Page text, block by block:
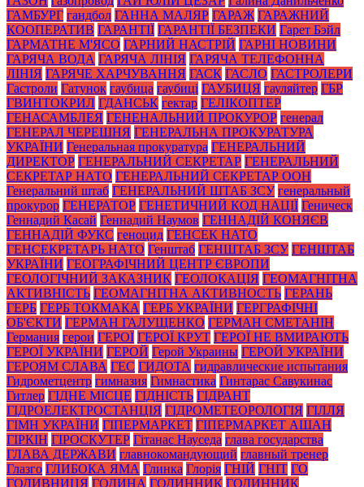
ГАМБУРГ гандбол ГАННА МАЛЯР ГАРАЖ ГАРАЖНИЙ
КООПЕРАТИВ ГАРАНТІЇ ГАРАНТІЇ БЕЗПЕКИ Гарет Бэйл
ГАРМАТНЕ М'ЯСО ГАРНИЙ НАСТРІЙ ГАРНІ НОВИНИ
ГАРЯЧА ВОДА ГАРЯЧА ЛІНІЯ ГАРЯЧА ТЕЛЕФОННА
ЛІНІЯ ГАРЯЧЕ ХАРЧУВАННЯ ГАСК ГАСЛО ГАСТРОЛЕРИ
Гастроли Гатунок гаубица гаубиці ГАУБИЦЯ гауляйтер ГБР
ГВИНТОКРИЛ ГДАНСЬК гектар ГЕЛІКОПТЕР
ГЕНАСАМБЛЕЯ ГЕНЕНАЛЬНИЙ ПРОКУРОР генерал
ГЕНЕРАЛ ЧЕРЕШНЯ ГЕНЕРАЛЬНА ПРОКУРАТУРА
УКРАЇНИ Генеральная прокуратура ГЕНЕРАЛЬНИЙ
ДИРЕКТОР ГЕНЕРАЛЬНИЙ СЕКРЕТАР ГЕНЕРАЛЬНИЙ
СЕКРЕТАР НАТО ГЕНЕРАЛЬНИЙ СЕКРЕТАР ООН
Генеральний штаб ГЕНЕРАЛЬНИЙ ШТАБ ЗСУ генеральный
прокурор ГЕНЕРАТОР ГЕНЕТИЧНИЙ КОД НАЦІЇ Геническ
Геннадий Касай Геннадий Наумов ГЕННАДІЙ КОНЯЄВ
ГЕННАДІЙ ФУКС геноцид ГЕНСЕК НАТО
ГЕНСЕКРЕТАРЬ НАТО Генштаб ГЕНШТАБ ЗСУ ГЕНШТАБ
УКРАЇНИ ГЕОГРАФІЧНИЙ ЦЕНТР ЄВРОПИ
ГЕОЛОГІЧНИЙ ЗАКАЗНИК ГЕОЛОКАЦІЯ ГЕОМАГНІТНА
АКТИВНІСТЬ ГЕОМАГНІТНА АКТИВНОСТЬ ГЕРАНЬ
ГЕРБ ГЕРБ ТОКМАКА ГЕРБ УКРАЇНИ ГЕРГРАФІЧНІ
ОБ'ЄКТИ ГЕРМАН ГАЛУЩЕНКО ГЕРМАН СМЕТАНІН
Германия герои ГЕРОЇ ГЕРОЇ КРУТ ГЕРОЇ НЕ ВМИРАЮТЬ
ГЕРОЇ УКРАЇНИ ГЕРОЙ Герой Украины ГЕРОЙ УКРАЇНИ
ГЕРОЯМ СЛАВА ГЕС ГИДОТА гидравлические испытания
Гидрометцентр гимназия Гимнастика Гинтарас Савукинас
Гитлер ГІДНЕ МІСЦЕ ГІДНІСТЬ ГІДРАНТ
ГІДРОЕЛЕКТРОСТАНЦІЯ ГІДРОМЕТЕОРОЛОГІЯ ГІЛЛЯ
ГІМН УКРАЇНИ ГІПЕРМАРКЕТ ГІПЕРМАРКЕТ АШАН
ГІРКІН ГІРОСКУТЕР Гітанас Науседа глава государства
ГЛАВА ДЕРЖАВИ главнокомандующий главный тренер
Глазго ГЛИБОКА ЯМА Глинка Глорія ГНІЙ ГНІТ ГО
ГОДИВНИЦЯ ГОДИНА ГОДИННИК ГОДИННИК